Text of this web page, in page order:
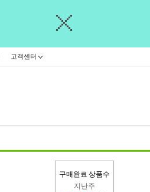
고객센터
구매완료 상품수
이번주